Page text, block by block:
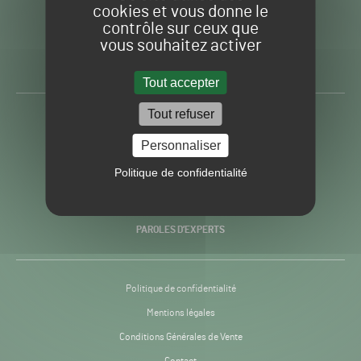
cookies et vous donne le
contrôle sur ceux que
vous souhaitez activer
Tout accepter
Tout refuser
Personnaliser
Politique de confidentialité
Gazon
Sport
H24
-
Toute l’info autour du
PRATIQUES
PAROLES D’EXPERTS
Politique de confidentialité
Mentions légales
Conditions Générales de Vente